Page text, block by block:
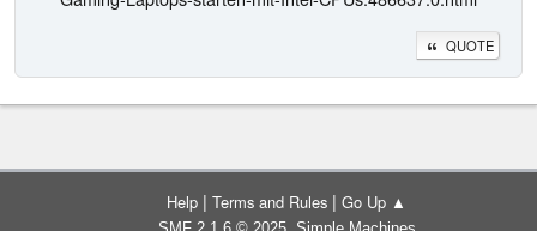
QUOTE
Help | Terms and Rules | Go Up ▲